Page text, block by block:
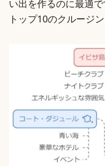
い出を作るのに最適
トップ10のクルージ